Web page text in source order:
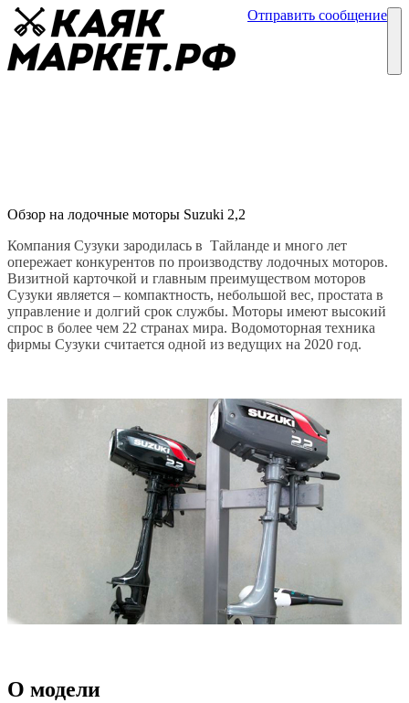
Отправить сообщение
Обзор на лодочные моторы Suzuki 2,2
Компания Сузуки зародилась в Тайланде и много лет
опережает конкурентов по производству лодочных моторов.
Визитной карточкой и главным преимуществом моторов
Сузуки является – компактность, небольшой вес, простата в
управление и долгий срок службы. Моторы имеют высокий
спрос в более чем 22 странах мира. Водомоторная техника
фирмы Сузуки считается одной из ведущих на 2020 год.
О модели